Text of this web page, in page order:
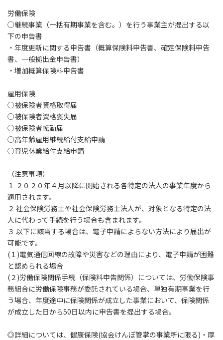
労働保険
○継続事業（一括有期事業を含む。）を行う事業主が提出する以
下の申告書
・年度更新に関する申告書（概算保険料申告書、確定保険料申告
書、一般拠出金申告書）
・増加概算保険料申告書
雇用保険
○被保険者資格取得届
○被保険者資格喪失届
○被保険者転勤届
○高年齢雇用継続給付支給申請
○育児休業給付支給申請
（注意事項）
１ ２０２０年４月以降に開始される各特定の法人の事業年度から
適用されます。
２ 社会保険労務士や社会保険労務士法人が、対象となる特定の法
人に代わって手続を行う場合も含まれます。
３ 以下に該当する場合は、電子申請によらない方法により届出が
可能です。
(１)電気通信回線の故障や災害などの理由により、電子申請が困難
と認められる場合
(２)労働保険関係手続（保険料申告関係）については、労働保険事
務組合に労働保険事務が委託されている場合、単独有期事業を行
う場合、年度途中に保険関係が成立した事業において、保険関係
が成立した日から50日以内に申告書を提出する場合。
◎詳細については、健康保険(協会けんぽ管掌の事業所に限る)・厚